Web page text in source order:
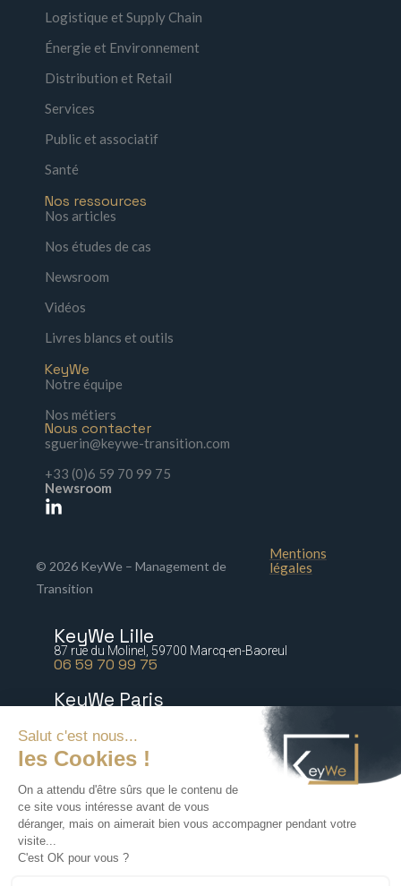
Logistique et Supply Chain
Énergie et Environnement
Distribution et Retail
Services
Public et associatif
Santé
Nos ressources
Nos articles
Nos études de cas
Newsroom
Vidéos
Livres blancs et outils
KeyWe
Notre équipe
Nos métiers
Nous contacter
sguerin@keywe-transition.com
+33 (0)6 59 70 99 75
Newsroom
© 2026 KeyWe – Management de
Transition
Mentions
légales
KeyWe Lille
87 rue du Molinel, 59700 Marcq-en-Baoreul
06 59 70 99 75
KeyWe Paris
5 bis rue Marguerite de Rochechouart 75009 Paris
06 77 64 21 54
KeyWe Nantes
06 16 47 67 88
KeyWe Lyon
72 rue Tronchet, 69006 Lyon
06 18 71 76 60